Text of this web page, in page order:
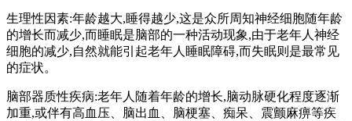
生理性因素:年龄越大,睡得越少,这是众所周知神经细胞随年龄
的增长而减少,而睡眠是脑部的一种活动现象,由于老年人神经
细胞的减少,自然就能引起老年人睡眠障碍,而失眠则是最常见
的症状。
脑部器质性疾病:老年人随着年龄的增长,脑动脉硬化程度逐渐
加重,或伴有高血压、脑出血、脑梗塞、痴呆、震颤麻痹等疾